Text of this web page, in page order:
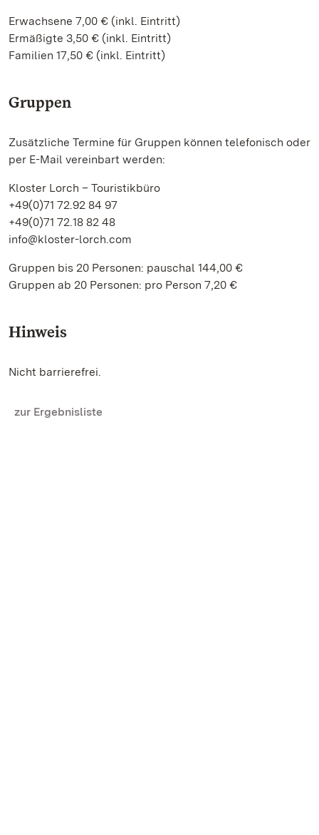
Erwachsene 7,00 € (inkl. Eintritt)
Ermäßigte 3,50 € (inkl. Eintritt)
Familien 17,50 € (inkl. Eintritt)
Gruppen
Zusätzliche Termine für Gruppen können telefonisch oder
per E-Mail vereinbart werden:
Kloster Lorch – Touristikbüro
+49(0)71 72.92 84 97
+49(0)71 72.18 82 48
info@kloster-lorch.com
Gruppen bis 20 Personen: pauschal 144,00 €
Gruppen ab 20 Personen: pro Person 7,20 €
Hinweis
Nicht barrierefrei.
zur Ergebnisliste